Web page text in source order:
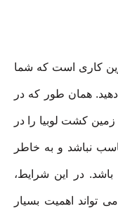
کاری است که شما
دهید. همان طور که در
کشت لوبیا را در
نباشد و به خاطر
در این شرایط،
می تواند اهمیت بسیار